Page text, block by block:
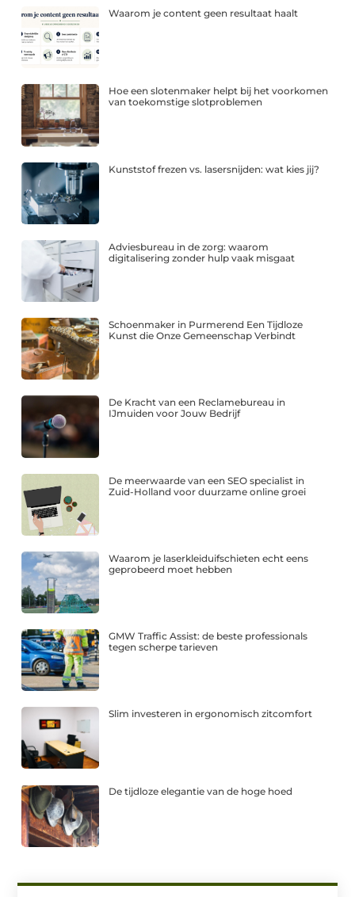
Waarom je content geen resultaat haalt
Hoe een slotenmaker helpt bij het voorkomen
van toekomstige slotproblemen
Kunststof frezen vs. lasersnijden: wat kies jij?
Adviesbureau in de zorg: waarom
digitalisering zonder hulp vaak misgaat
Schoenmaker in Purmerend Een Tijdloze
Kunst die Onze Gemeenschap Verbindt
De Kracht van een Reclamebureau in
IJmuiden voor Jouw Bedrijf
De meerwaarde van een SEO specialist in
Zuid-Holland voor duurzame online groei
Waarom je laserkleiduifschieten echt eens
geprobeerd moet hebben
GMW Traffic Assist: de beste professionals
tegen scherpe tarieven
Slim investeren in ergonomisch zitcomfort
De tijdloze elegantie van de hoge hoed